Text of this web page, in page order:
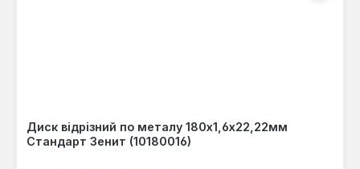
Диск відрізний по металу 180х1,6х22,22мм
Стандарт Зенит (10180016)